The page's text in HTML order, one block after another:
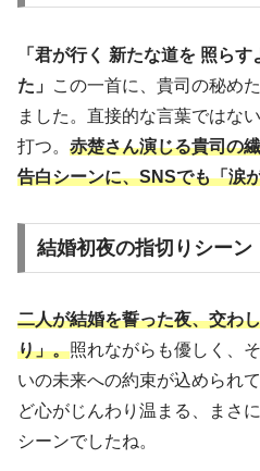
「君が行く 新たな道を 照ら
た」 この一首に、貴司の秘め
ました。直接的な言葉ではな
打つ。 赤楚さん演じる貴司の
告白シーンに、SNSでも「涙
結婚初夜の指切りシーン
二人が結婚を誓った夜、交わ
り」。照れながらも優しく、
いの未来への約束が込められ
ど心がじんわり温まる、まさ
シーンでしたね。